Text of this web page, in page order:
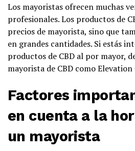
Los mayoristas ofrecen muchas
profesionales. Los productos de
precios de mayorista, sino que
en grandes cantidades. Si estás
productos de CBD al por mayor,
mayorista de CBD como Elevation
Factores
en cuenta a la
un mayorista